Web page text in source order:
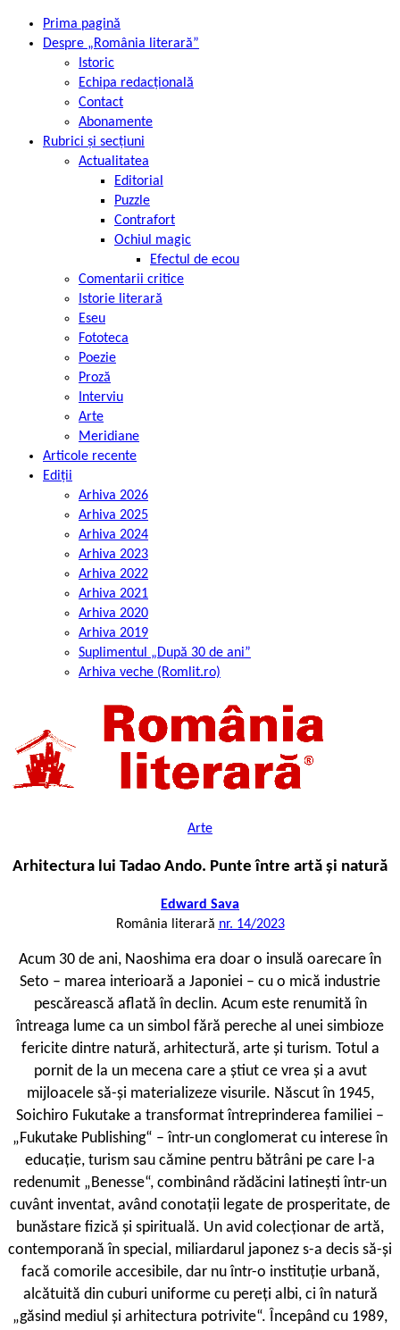
Prima pagină
Despre „România literară”
Istoric
Echipa redacțională
Contact
Abonamente
Rubrici și secțiuni
Actualitatea
Editorial
Puzzle
Contrafort
Ochiul magic
Efectul de ecou
Comentarii critice
Istorie literară
Eseu
Fototeca
Poezie
Proză
Interviu
Arte
Meridiane
Articole recente
Ediții
Arhiva 2026
Arhiva 2025
Arhiva 2024
Arhiva 2023
Arhiva 2022
Arhiva 2021
Arhiva 2020
Arhiva 2019
Suplimentul „După 30 de ani”
Arhiva veche (Romlit.ro)
Arte
Arhitectura lui Tadao Ando. Punte între artă și natură
Edward Sava
România literară nr. 14/2023
Acum 30 de ani, Naoshima era doar o insulă oarecare în
Seto – marea interioară a Japoniei – cu o mică industrie
pescărească aflată în declin. Acum este renumită în
întreaga lume ca un simbol fără pereche al unei simbioze
fericite dintre natură, arhitectură, arte și turism. Totul a
pornit de la un mecena care a știut ce vrea și a avut
mijloacele să-și materializeze visurile. Născut în 1945,
Soichiro Fukutake a transformat întreprinderea familiei –
„Fukutake Publishing“ – într-un conglomerat cu interese în
educație, turism sau cămine pentru bătrâni pe care l-a
redenumit „Benesse“, combinând rădăcini latinești într-un
cuvânt inventat, având conotații legate de prosperitate, de
bunăstare fizică și spirituală. Un avid colecționar de artă,
contemporană în special, miliardarul japonez s-a decis să-și
facă comorile accesibile, dar nu într-o instituție urbană,
alcătuită din cuburi uniforme cu pereți albi, ci în natură
„găsind mediul și arhitectura potrivite“. Începând cu 1989,